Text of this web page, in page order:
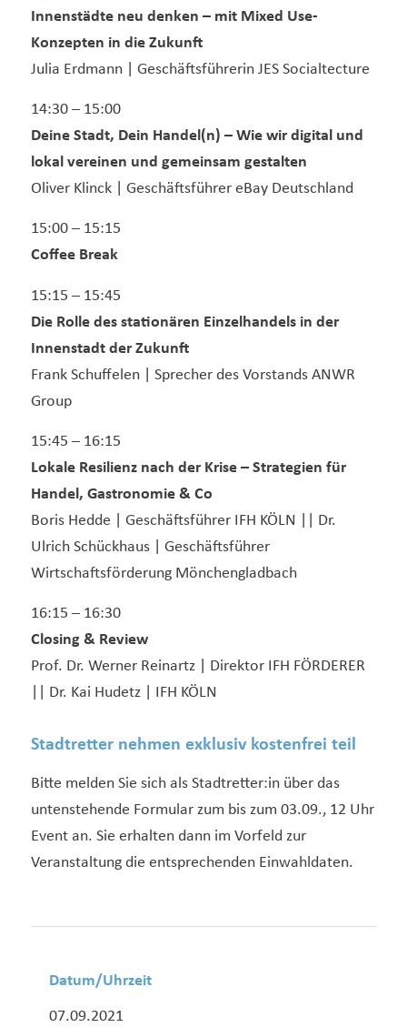
Innenstädte neu denken – mit Mixed Use-
Konzepten in die Zukunft
Julia Erdmann | Geschäftsführerin JES Socialtecture
14:30 – 15:00
Deine Stadt, Dein Handel(n) – Wie wir digital und
lokal vereinen und gemeinsam gestalten
Oliver Klinck | Geschäftsführer eBay Deutschland
15:00 – 15:15
Coffee Break
15:15 – 15:45
Die Rolle des stationären Einzelhandels in der
Innenstadt der Zukunft
Frank Schuffelen | Sprecher des Vorstands ANWR
Group
15:45 – 16:15
Lokale Resilienz nach der Krise – Strategien für
Handel, Gastronomie & Co
Boris Hedde | Geschäftsführer IFH KÖLN || Dr.
Ulrich Schückhaus | Geschäftsführer
Wirtschaftsförderung Mönchengladbach
16:15 – 16:30
Closing & Review
Prof. Dr. Werner Reinartz | Direktor IFH FÖRDERER
|| Dr. Kai Hudetz | IFH KÖLN
Stadtretter nehmen exklusiv kostenfrei teil
Bitte melden Sie sich als Stadtretter:in über das
untenstehende Formular zum bis zum 03.09., 12 Uhr
Event an. Sie erhalten dann im Vorfeld zur
Veranstaltung die entsprechenden Einwahldaten.
Datum/Uhrzeit
07.09.2021